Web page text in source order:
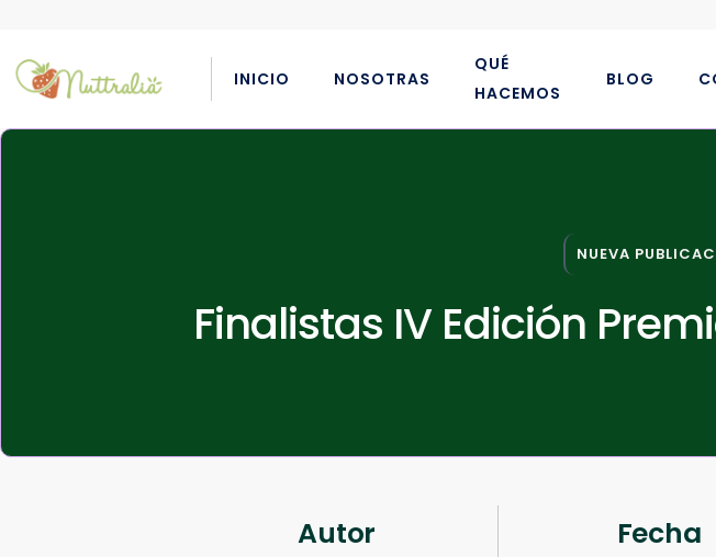
INICIO NOSOTRAS
QUÉ
HACEMOS
BLOG
NUEVA
Finalistas IV Edición
Autor Fecha